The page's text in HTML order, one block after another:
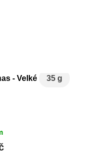
- Velké 35 g